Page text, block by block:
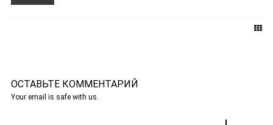
ОСТАВЬТЕ КОММЕНТАРИЙ
Your email is safe with us.